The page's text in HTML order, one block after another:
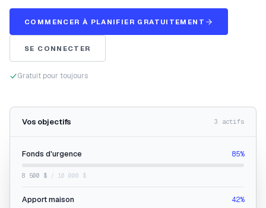
COMMENCER À PLANIFIER GRATUITEMENT
SE CONNECTER
Gratuit pour toujours
Vos objectifs 3 actifs
Fonds d'urgence 85%
8 500 $ / 10 000 $
Apport maison 42%